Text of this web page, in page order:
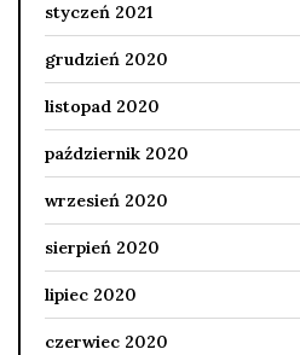
styczeń 2021
grudzień 2020
listopad 2020
październik 2020
wrzesień 2020
sierpień 2020
lipiec 2020
czerwiec 2020